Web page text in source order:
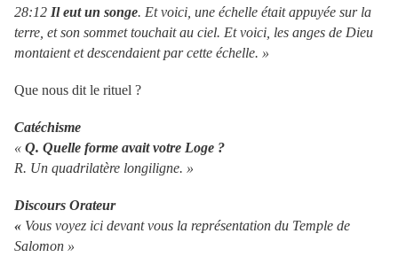
28:12 Il eut un songe. Et voici, une échelle était appuyée sur la
terre, et son sommet touchait au ciel. Et voici, les anges de Dieu
montaient et descendaient par cette échelle. »
Que nous dit le rituel ?
Catéchisme
« Q. Quelle forme avait votre Loge ?
R. Un quadrilatère longiligne. »
Discours Orateur
« Vous voyez ici devant vous la représentation du Temple de
Salomon »